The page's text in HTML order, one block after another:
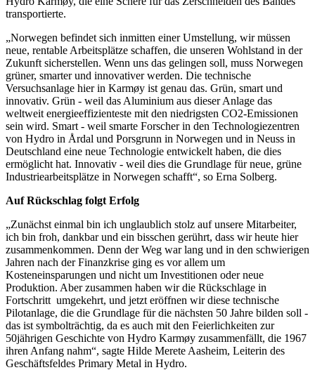
transportierte.
„Norwegen befindet sich inmitten einer Umstellung, wir müssen
neue, rentable Arbeitsplätze schaffen, die unseren Wohlstand in der
Zukunft sicherstellen. Wenn uns das gelingen soll, muss Norwegen
grüner, smarter und innovativer werden. Die technische
Versuchsanlage hier in Karmøy ist genau das. Grün, smart und
innovativ. Grün - weil das Aluminium aus dieser Anlage das
weltweit energieeffizienteste mit den niedrigsten CO2-Emissionen
sein wird. Smart - weil smarte Forscher in den Technologiezentren
von Hydro in Årdal und Porsgrunn in Norwegen und in Neuss in
Deutschland eine neue Technologie entwickelt haben, die dies
ermöglicht hat. Innovativ - weil dies die Grundlage für neue, grüne
Industriearbeitsplätze in Norwegen schafft“, so Erna Solberg.
Auf Rückschlag folgt Erfolg
„Zunächst einmal bin ich unglaublich stolz auf unsere Mitarbeiter,
ich bin froh, dankbar und ein bisschen gerührt, dass wir heute hier
zusammenkommen. Denn der Weg war lang und in den schwierigen
Jahren nach der Finanzkrise ging es vor allem um
Kosteneinsparungen und nicht um Investitionen oder neue
Produktion. Aber zusammen haben wir die Rückschlage in
Fortschritt umgekehrt, und jetzt eröffnen wir diese technische
Pilotanlage, die die Grundlage für die nächsten 50 Jahre bilden soll -
das ist symbolträchtig, da es auch mit den Feierlichkeiten zur
50jährigen Geschichte von Hydro Karmøy zusammenfällt, die 1967
ihren Anfang nahm“, sagte Hilde Merete Aasheim, Leiterin des
Geschäftsfeldes Primary Metal in Hydro.